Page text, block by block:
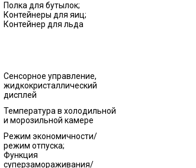
Полка для бутылок;
Контейнеры для яиц;
Контейнер для льда
Сенсорное управление,
жидкокристаллический
дисплей
Температура в холодильной
и морозильной камере
Режим экономичности/
режим отпуска;
Функция
суперзамораживания/